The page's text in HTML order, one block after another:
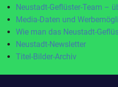
Neustadt-Geflüster-Team –
Media-Daten und
Wie man das Neustadt-
Neustadt-Newsletter
Titel-Bilder-Archiv